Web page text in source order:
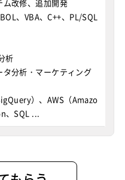
ム改修、追加開発
、VBA、C++、PL/SQL
析
タ分析・マーケティング
）、AWS（Amazo
、SQL ...